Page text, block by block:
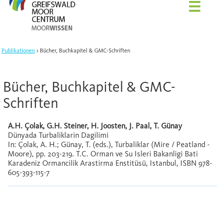
Publikationen Bücher, Buchkapitel & GMC-Schriften
Bücher, Buchkapitel & GMC-
Schriften
A.H. Çolak, G.H. Steiner, H. Joosten, J. Paal, T. Günay
Dünyada Turbaliklarin Dagilimi
In: Çolak, A. H.; Günay, T. (eds.), Turbaliklar (Mire / Peatland -
Moore), pp. 203-219. T.C. Orman ve Su Isleri Bakanligi Bati
Karadeniz Ormancilik Arastirma Enstitüsü, Istanbul, ISBN 978-
605-393-115-7